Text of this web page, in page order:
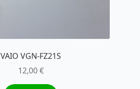
VAIO VGN-FZ21S
12,00€